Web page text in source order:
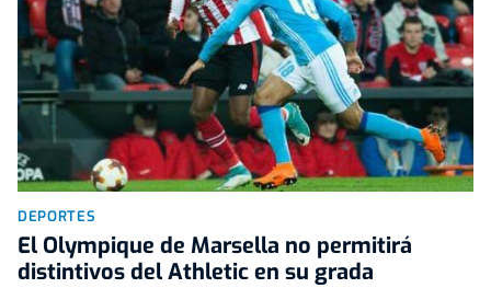
DEPORTES
El Olympique de Marsella no permitirá
distintivos del Athletic en su grada